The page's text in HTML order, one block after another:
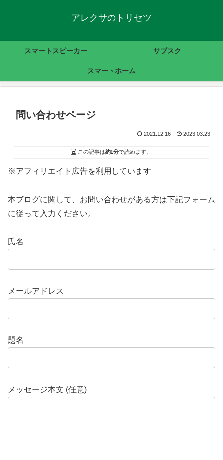
アレクサのトリセツ
スマートスピーカー サブスク
スマートホーム
問い合わせページ
2021.12.16 2023.03.23
この記事は約1分で読めます。
※アフィリエイト広告を利用しています
本ブログに関して、お問い合わせがある方は下記フォーム
に従って入力ください。
氏名
メールアドレス
題名
メッセージ本文 (任意)